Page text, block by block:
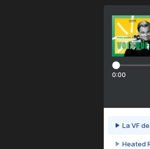
0:00
La VF
Heated